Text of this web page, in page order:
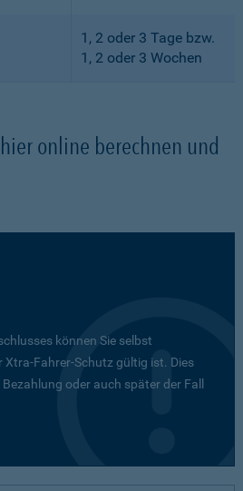
1, 2 oder 3 Tage bzw.
1, 2 oder 3 Wochen
online berechnen und
können Sie selbst
Xtra-Fahrer-Schutz gültig ist. Dies
oder auch später der Fall